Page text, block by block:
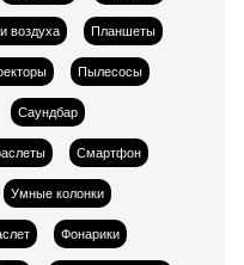
воздуха Планшеты
Пылесосы
Саундбар
Смартфон
Умные колонки
Фонарики